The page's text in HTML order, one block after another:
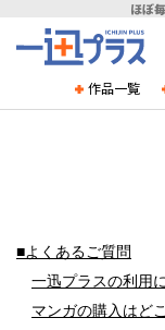
ほぼ
作品一覧
■よくあるご質問
一迅プラスの利用
マンガの購入はど